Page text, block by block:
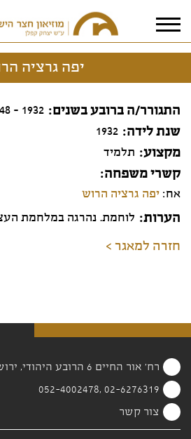
אני מאשר/ת אתתנאי הפרטיות
יפה גרציה
התגורר/ה ברובע בשנים 1932 - 1948
שנת לידה 1932
מקצוע תלמיד
קשרי משפחה
אח: יפה גרציה הרוש
הערות לוחמת. נהרגה במלחמת
חזרה למאגר >
רח' אור החיים 6 הרובע היהודי, ירושלים
02-6276319 ,052-4002478
צור קשר